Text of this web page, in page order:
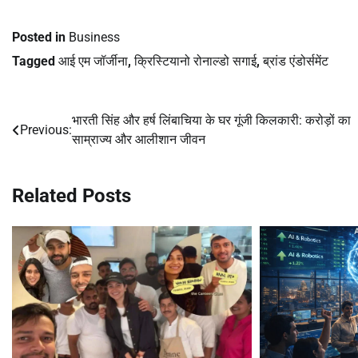
Posted in Business
Tagged आई एम जॉर्जीना,क्रिस्टियानो रोनाल्डो सगाई,ब्रांड एंडोर्समेंट
Post
navigation
Previous:
भारती सिंह और हर्ष लिंबाचिया के घर गूंजी किलकारी: करोड़ों का
साम्राज्य और आलीशान जीवन
Related Posts